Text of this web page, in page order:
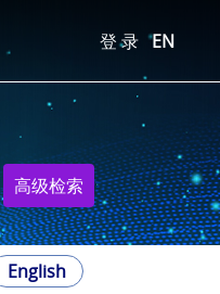
登 录 EN
高级检索
English